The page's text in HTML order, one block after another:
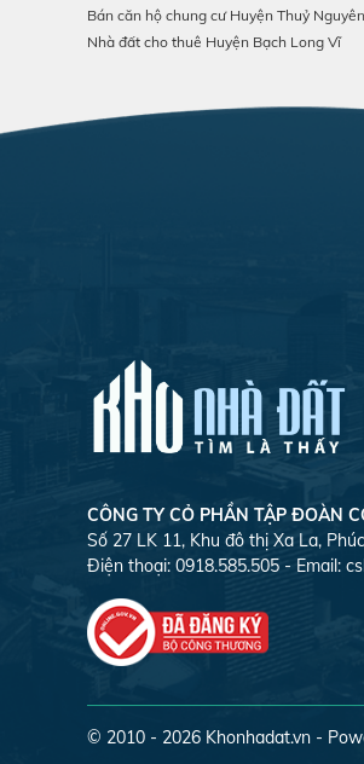
Bán căn hộ chung cư Huyện Thuỷ Nguyên
Nhà đất cho thuê Huyện Bạch Long Vĩ
CÔNG TY CỎ PHẦN TẬP ĐOÀN
Số 27 LK 11, Khu đô thị Xa La,
Điện thoại: 0918.585.505 - Email:
© 2010 - 2026 Khonhadat.vn -